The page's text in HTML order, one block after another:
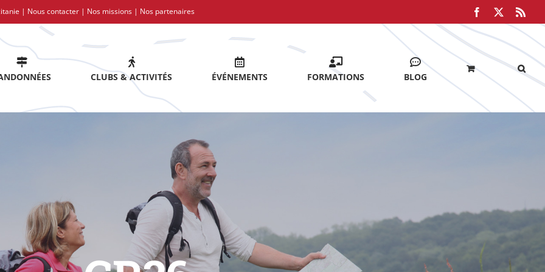
| Nous contacter | Nos missions | Nos partenaires Facebook
CLUBS & ACTIVITÉS ÉVÉNEMENTS FORMATIONS BLOG